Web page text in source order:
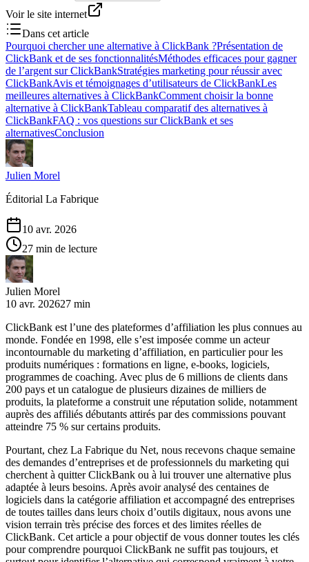
Voir le site internet
Dans cet article
Pourquoi chercher une alternative à ClickBank ?Présentation de
ClickBank et de ses fonctionnalitésMéthodes efficaces pour gagner
de l’argent sur ClickBankStratégies marketing pour réussir avec
ClickBankAvis et témoignages d’utilisateurs de ClickBankLes
meilleures alternatives à ClickBankComment choisir la bonne
alternative à ClickBankTableau comparatif des alternatives à
ClickBankFAQ : vos questions sur ClickBank et ses
alternativesConclusion
Julien Morel
Éditorial La Fabrique
10 avr. 2026
27 min de lecture
Julien Morel
10 avr. 202627 min
ClickBank est l’une des plateformes d’affiliation les plus connues au
monde. Fondée en 1998, elle s’est imposée comme un acteur
incontournable du marketing d’affiliation, en particulier pour les
produits numériques : formations en ligne, e-books, logiciels,
programmes de coaching. Avec plus de 6 millions de clients dans
200 pays et un catalogue de plusieurs dizaines de milliers de
produits, la plateforme a construit une réputation solide, notamment
auprès des affiliés débutants attirés par des commissions pouvant
atteindre 75 % sur certains produits.
Pourtant, chez La Fabrique du Net, nous recevons chaque semaine
des demandes d’entreprises et de professionnels du marketing qui
cherchent à quitter ClickBank ou à lui trouver une alternative plus
adaptée à leurs besoins. Après avoir analysé des centaines de
logiciels dans la catégorie affiliation et accompagné des entreprises
de toutes tailles dans leurs choix d’outils digitaux, nous avons une
vision terrain très précise des forces et des limites réelles de
ClickBank. Cet article a pour objectif de vous donner toutes les clés
pour comprendre pourquoi ClickBank ne suffit pas toujours, et